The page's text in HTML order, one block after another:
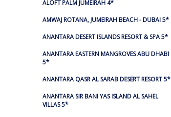
ALOFT PALM JUMEIRAH 4*
AMWAJ ROTANA, JUMEIRAH BEACH - DUBAI 5*
ANANTARA DESERT ISLANDS RESORT & SPA 5*
ANANTARA EASTERN MANGROVES ABU DHABI
5*
ANANTARA QASR AL SARAB DESERT RESORT 5*
ANANTARA SIR BANI YAS ISLAND AL SAHEL
VILLAS 5*